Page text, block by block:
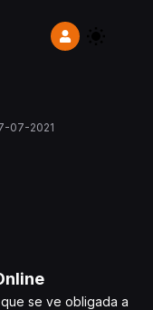
07-2021
se ve obligada a